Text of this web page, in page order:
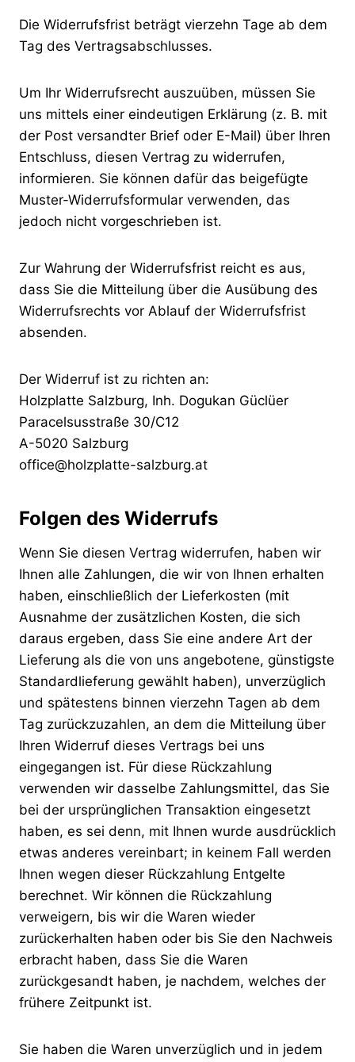
Die Widerrufsfrist beträgt vierzehn Tage ab dem
Tag des Vertragsabschlusses.
Um Ihr Widerrufsrecht auszuüben, müssen Sie
uns mittels einer eindeutigen Erklärung (z. B. mit
der Post versandter Brief oder E-Mail) über Ihren
Entschluss, diesen Vertrag zu widerrufen,
informieren. Sie können dafür das beigefügte
Muster-Widerrufsformular verwenden, das
jedoch nicht vorgeschrieben ist.
Zur Wahrung der Widerrufsfrist reicht es aus,
dass Sie die Mitteilung über die Ausübung des
Widerrufsrechts vor Ablauf der Widerrufsfrist
absenden.
Der Widerruf ist zu richten an:
Holzplatte Salzburg, Inh. Dogukan Güclüer
Paracelsusstraße 30/C12
A-5020 Salzburg
office@holzplatte-salzburg.at
Folgen des Widerrufs
Wenn Sie diesen Vertrag widerrufen, haben wir
Ihnen alle Zahlungen, die wir von Ihnen erhalten
haben, einschließlich der Lieferkosten (mit
Ausnahme der zusätzlichen Kosten, die sich
daraus ergeben, dass Sie eine andere Art der
Lieferung als die von uns angebotene, günstigste
Standardlieferung gewählt haben), unverzüglich
und spätestens binnen vierzehn Tagen ab dem
Tag zurückzuzahlen, an dem die Mitteilung über
Ihren Widerruf dieses Vertrags bei uns
eingegangen ist. Für diese Rückzahlung
verwenden wir dasselbe Zahlungsmittel, das Sie
bei der ursprünglichen Transaktion eingesetzt
haben, es sei denn, mit Ihnen wurde ausdrücklich
etwas anderes vereinbart; in keinem Fall werden
Ihnen wegen dieser Rückzahlung Entgelte
berechnet. Wir können die Rückzahlung
verweigern, bis wir die Waren wieder
zurückerhalten haben oder bis Sie den Nachweis
erbracht haben, dass Sie die Waren
zurückgesandt haben, je nachdem, welches der
frühere Zeitpunkt ist.
Sie haben die Waren unverzüglich und in jedem